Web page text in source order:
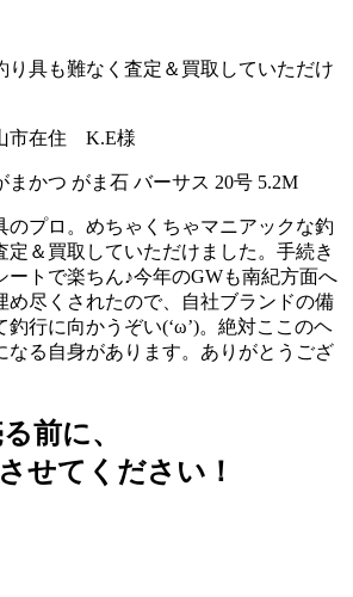
り具も難なく査定＆買取していただけ
市在住 K.E様
まかつ がま石 バーサス 20号 5.2M
のプロ。めちゃくちゃマニアックな釣
定＆買取していただけました。手続き
ートで楽ちん♪今年のGWも南紀方面へ
め尽くされたので、自社ブランドの備
釣行に向かうぞい(‘ω’)。絶対ここのヘ
なる自身があります。ありがとうござ
前に、
せてください！